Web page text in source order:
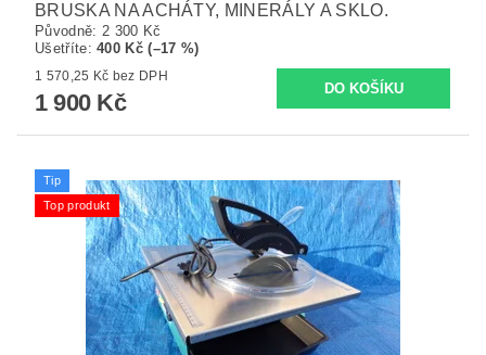
BRUSKA NA ACHÁTY, MINERÁLY A SKLO.
Původně: 2 300 Kč
Ušetříte:400 Kč (–17 %)
1 570,25 Kč bez DPH
1 900 Kč
Tip
Top produkt